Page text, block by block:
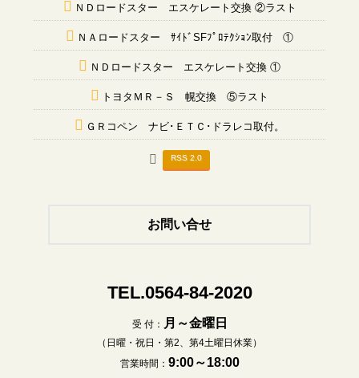
ＮＤロードスター エスケレート交換 ②ラスト
ＮＡロードスター ｻｲﾄﾞSFﾌﾟﾛﾃｸｼｮﾝ取付 ①
ＮＤロードスター エスケレート交換 ①
トヨタＭＲ－Ｓ 幌交換 ⑤ラスト
ＧＲコペン ナビ･ＥＴＣ･ドラレコ取付。
RSS 2.0
お問い合せ
TEL.0564-84-2020
受 付： 月～金曜日
（日曜・祝日・第2、第4土曜日休業）
営業時間： 9:00～18:00